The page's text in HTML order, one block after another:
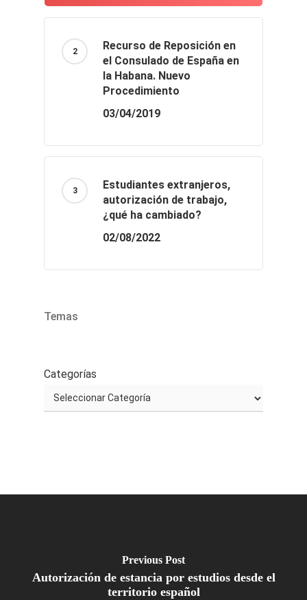
Recurso de Reposición en
el Consulado de España en
la Habana. Nuevo
Procedimiento
03/04/2019
Estudiantes extranjeros,
autorización de trabajo,
¿qué ha cambiado?
02/08/2022
Temas
Categorías
Previous Post
Autorización de estancia por estudios desde el
territorio español